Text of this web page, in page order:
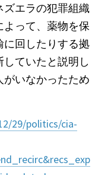
エラの犯罪組織
よって、薬物を保
回したりする拠
ていたと説明し
いなかったため
29/politics/cia-